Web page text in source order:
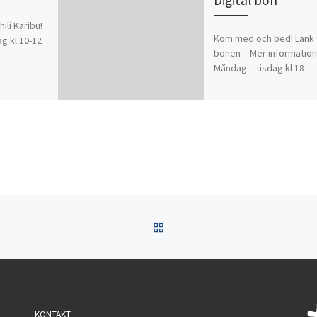
Karibu!
kl 10-12
Kom med och bed! Länk
bönen – Mer information
Måndag – tisdag kl 18
KONTAKT